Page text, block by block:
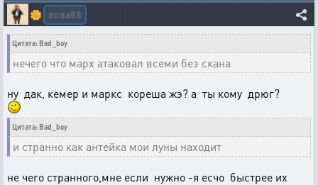
🌼 вова88
Цитата: Bad_boy
нечего что марх атаковал всеми без скана
ну дак, кемер и маркс кореша жэ? а ты кому дрюг?
Цитата: Bad_boy
и странно как антейка мои луны находит
не чего странного,мне если нужно -я есчо быстрее их